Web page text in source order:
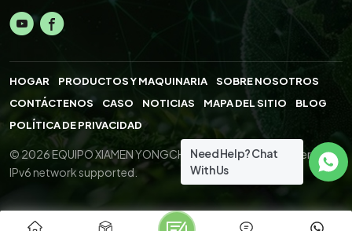
HOGAR PRODUCTOS Y MAQUINARIA
SOBRE NOSOTROS
CONTÁCTENOS
CASO NOTICIAS MAPA DEL SITIO
BLOG
POLÍTICA DE PRIVACIDAD
© 2026 EQUIPO XIAMEN YONGCHENG.,LTD. All Right Reserved.
IPv6 network supported.
Need Help? Chat
With Us